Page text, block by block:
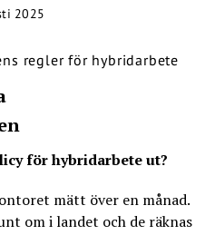
2025
för hybridarbete ut?
mätt över en månad.
om i landet och de räknas